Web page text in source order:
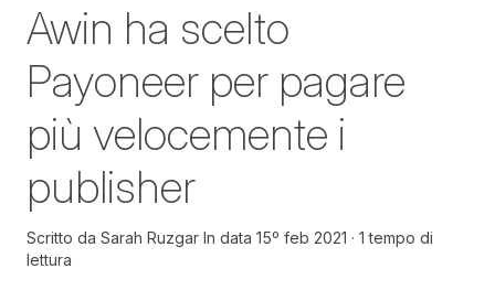
Awin ha scelto
Payoneer per pagare
più velocemente i
publisher
Scritto da Sarah Ruzgar In data 15º feb 2021
1 tempo di
lettura